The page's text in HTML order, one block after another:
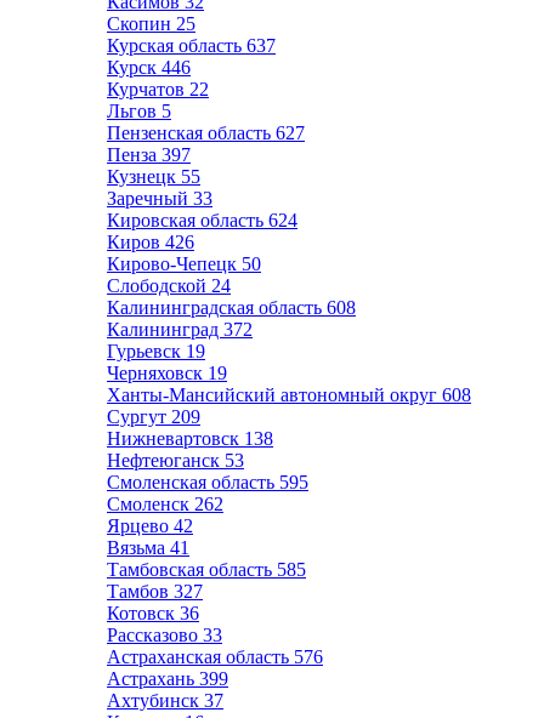
Скопин 25
Курская область 637
Курск 446
Курчатов 22
Льгов 5
Пензенская область 627
Пенза 397
Кузнецк 55
Заречный 33
Кировская область 624
Киров 426
Кирово-Чепецк 50
Слободской 24
Калининградская область 608
Калининград 372
Гурьевск 19
Черняховск 19
Ханты-Мансийский автономный округ 608
Сургут 209
Нижневартовск 138
Нефтеюганск 53
Смоленская область 595
Смоленск 262
Ярцево 42
Вязьма 41
Тамбовская область 585
Тамбов 327
Котовск 36
Рассказово 33
Астраханская область 576
Астрахань 399
Ахтубинск 37